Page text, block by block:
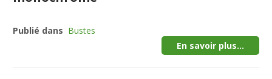
Publié dans Bustes
En savoir plus...